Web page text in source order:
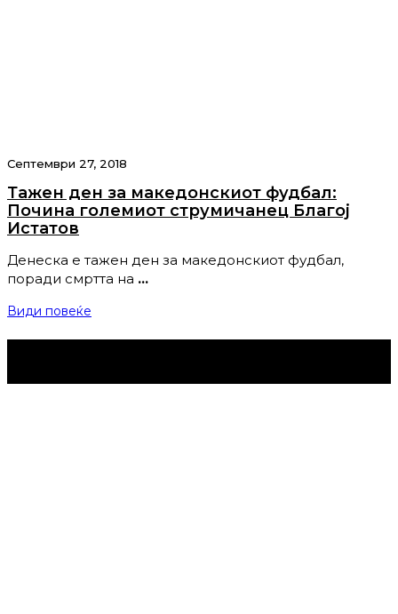
Септември 27, 2018
Тажен ден за македонскиот фудбал:
Почина големиот струмичанец Благој
Истатов
Денеска е тажен ден за македонскиот фудбал,
поради смртта на …
Види повеќе